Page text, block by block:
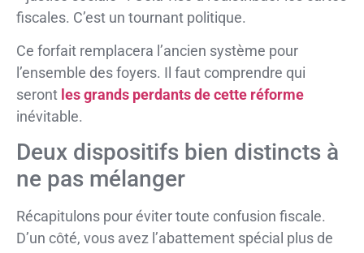
fiscales. C’est un tournant politique.
Ce forfait remplacera l’ancien système pour
l’ensemble des foyers. Il faut comprendre qui
seront les grands perdants de cette réforme
inévitable.
Deux dispositifs bien distincts à
ne pas mélanger
Récapitulons pour éviter toute confusion fiscale.
D’un côté, vous avez l’abattement spécial plus de